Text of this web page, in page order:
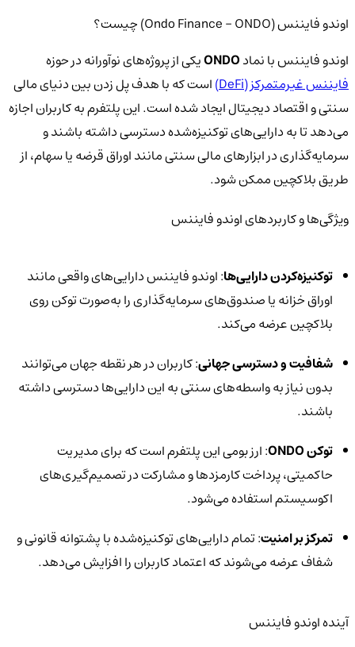
اوندو فایننس (Ondo Finance - ONDO) چیست؟
اوندو فایننس با نمادONDOیکی از پروژه‌های نوآورانه در حوزه
فایننس غیرمتمرکز (DeFi)
است که با هدف پل زدن بین دنیای مالی
سنتی و اقتصاد دیجیتال ایجاد شده است. این پلتفرم به کاربران اجازه
می‌دهد تا به دارایی‌های توکنیزه‌شده دسترسی داشته باشند و
سرمایه‌گذاری در ابزارهای مالی سنتی مانند اوراق قرضه یا سهام، از
طریق بلاکچین ممکن شود.
ویژگی‌ها و کاربردهای اوندو فایننس
توکنیزه‌کردن دارایی‌ها: اوندو فایننس دارایی‌های واقعی مانند
اوراق خزانه یا صندوق‌های سرمایه‌گذاری را به‌صورت توکن روی
بلاکچین عرضه می‌کند.
شفافیت و دسترسی جهانی: کاربران در هر نقطه جهان می‌توانند
بدون نیاز به واسطه‌های سنتی به این دارایی‌ها دسترسی داشته
باشند.
توکن ONDO
: ارز بومی این پلتفرم است که برای مدیریت
حاکمیتی، پرداخت کارمزدها و مشارکت در تصمیم‌گیری‌های
اکوسیستم استفاده می‌شود.
تمرکز بر امنیت: تمام دارایی‌های توکنیزه‌شده با پشتوانه قانونی و
شفاف عرضه می‌شوند که اعتماد کاربران را افزایش می‌دهد.
آینده اوندو فایننس